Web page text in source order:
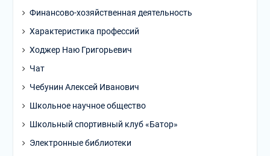
Финансово-хозяйственная деятельность
Характеристика профессий
Ходжер Наю Григорьевич
Чат
Чебунин Алексей Иванович
Школьное научное общество
Школьный спортивный клуб «Батор»
Электронные библиотеки